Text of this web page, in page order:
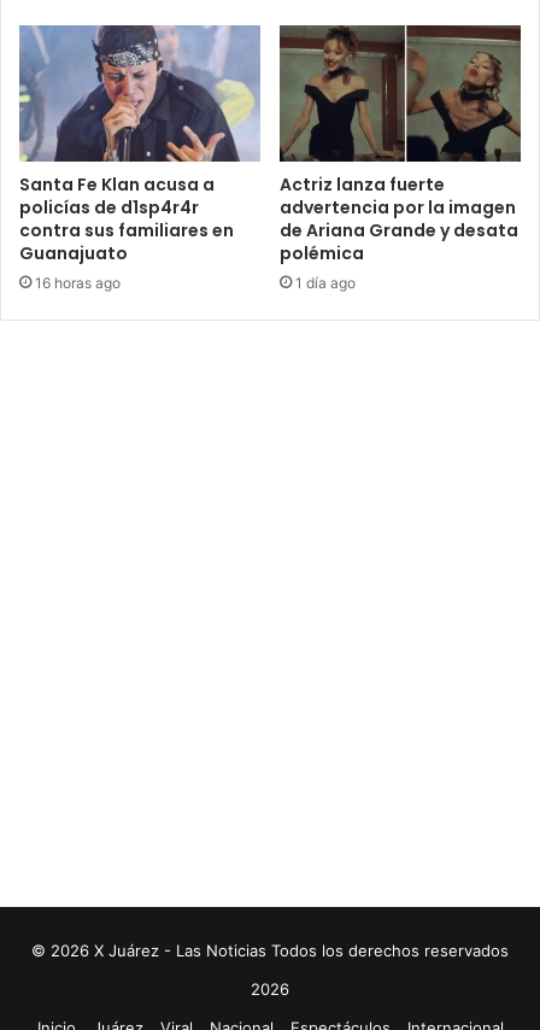
Santa Fe Klan acusa a
policías de d1sp4r4r
contra sus familiares en
Guanajuato
16 horas ago
Actriz lanza fuerte
advertencia por la imagen
de Ariana Grande y desata
polémica
1 día ago
© 2026 X Juárez - Las Noticias Todos los derechos reservados
2026